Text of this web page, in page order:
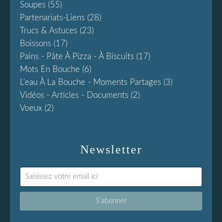
Newsletter
Soupes (55)
Partenariats-Liens (28)
Trucs & Astuces (23)
Boissons (17)
Pains - Pâte À Pizza - À Biscuits (17)
Mots En Bouche (6)
L'eau À La Bouche - Moments Partages (3)
Vidéos - Articles - Documents (2)
Voeux (2)